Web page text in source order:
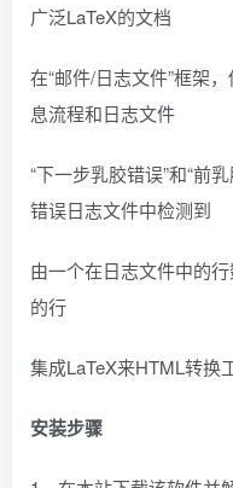
广泛LaTeX的文档
在“邮件/日志文件”框架
息流程和日志文件
“下一步乳胶错误”和“前
错误日志文件中检测到
由一个在日志文件中的
的行
集成LaTeX来HTML转换
安装步骤